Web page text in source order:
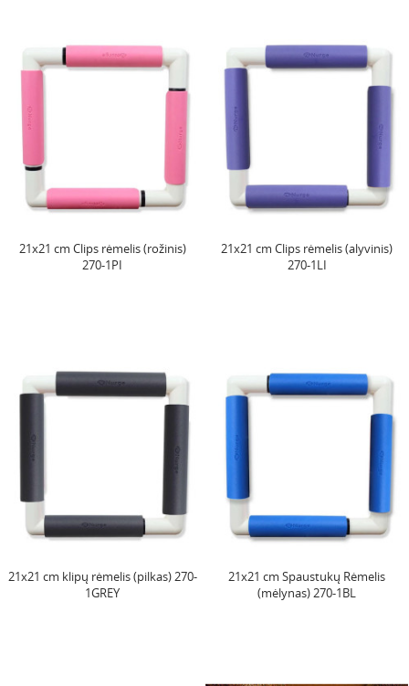
21x21 cm Clips rėmelis (rožinis)
270-1PI
21x21 cm Clips rėmelis (alyvinis)
270-1LI
21x21 cm klipų rėmelis (pilkas) 270-
1GREY
21x21 cm Spaustukų Rėmelis
(mėlynas) 270-1BL